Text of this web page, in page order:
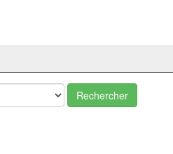
Rechercher